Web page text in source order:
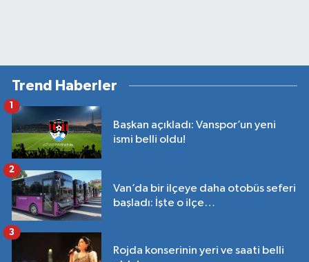
Trend Haberler
Başkan açıkladı: Vanspor’un yeni
ismi belli oldu!
1
Van’da bir ilçeye daha otobüs seferi
başladı: İşte o ilçe…
2
Rojda konserinin yeri ve saati belli
3